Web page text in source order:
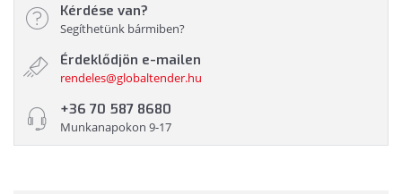
Kérdése van?
Segíthetünk bármiben?
Érdeklődjön e-mailen
rendeles@globaltender.hu
+36 70 587 8680
Munkanapokon 9-17